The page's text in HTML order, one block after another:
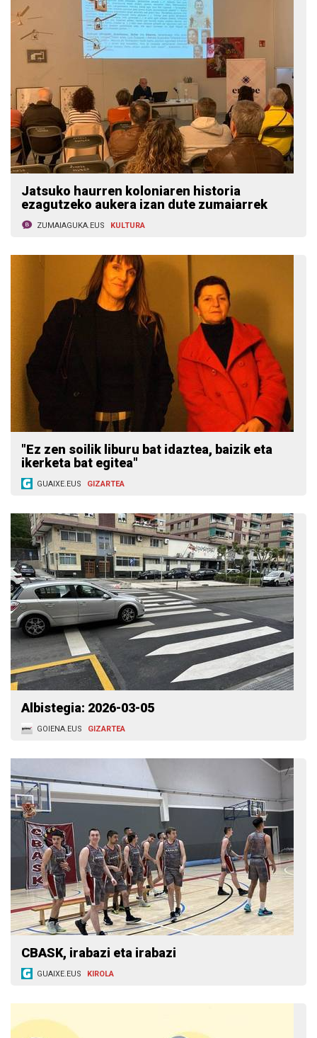
Jatsuko haurren koloniaren historia
ezagutzeko aukera izan dute zumaiarrek
ZUMAIAGUKA.EUS KULTURA
"Ez zen soilik liburu bat idaztea, baizik eta
ikerketa bat egitea"
GUAIXE.EUS GIZARTEA
Albistegia: 2026-03-05
GOIENA.EUS GIZARTEA
CBASK, irabazi eta irabazi
GUAIXE.EUS KIROLA